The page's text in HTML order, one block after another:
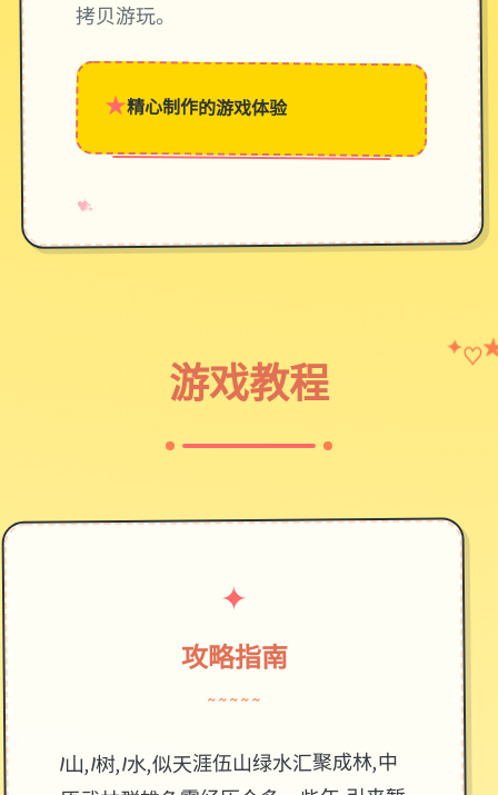
拷贝游玩。
★精心制作的游戏体验
♥
✧
→
游戏教程
✦♡
✦
攻略指南
~~~~~
1山,1树,1水,似天涯伍山绿水汇聚成林,中